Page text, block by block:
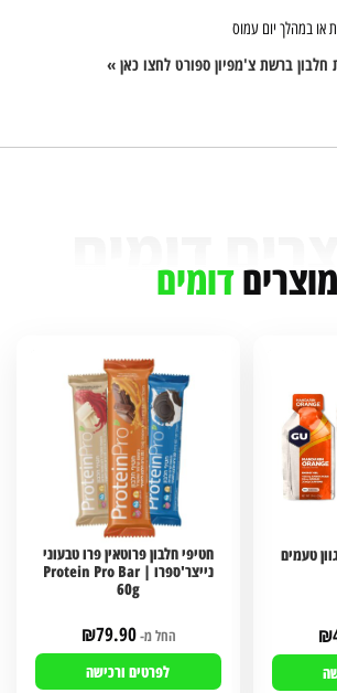
או במהלך יום עמוס
ברשת צ'מפיון ספורט לחצו כאן »
מוצריםדומים
₪
חטיפי חלבון פרוטאין פרו טבעוני
נייצר'ספרו | Protein Pro Bar
60g
החל מ- ₪79.90
לפרטים ורכישה